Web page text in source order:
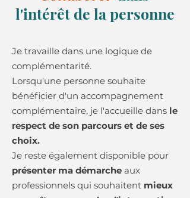
l'intérêt de la personne
Je travaille dans une logique de
complémentarité.
Lorsqu'une personne souhaite
bénéficier d'un accompagnement
complémentaire, je l'accueille dans le
respect de son parcours et de ses
choix.
Je reste également disponible pour
présenter ma démarche aux
professionnels qui souhaitent mieux